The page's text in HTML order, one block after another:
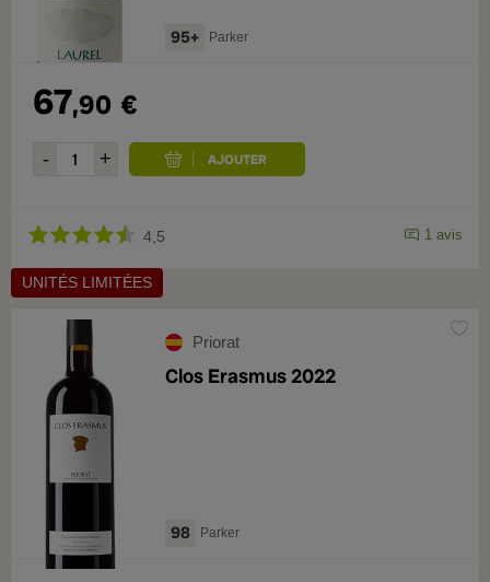
95+ Parker
67,90 €
4,5 1 avis
UNITÉS LIMITÉES
Priorat
Clos Erasmus 2022
98 Parker